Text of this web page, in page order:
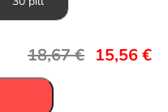
18,67€ 15,56€